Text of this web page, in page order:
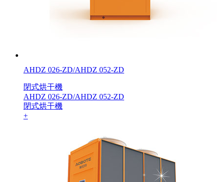
AHDZ 026-ZD/AHDZ 052-ZD
閉式烘干機
AHDZ 026-ZD/AHDZ 052-ZD
閉式烘干機
+